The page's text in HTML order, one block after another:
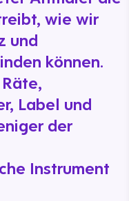
wie wir
und
können.
Label und
der
Instrument